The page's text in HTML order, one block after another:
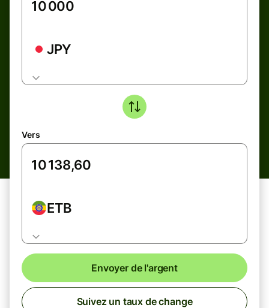
JPY
Vers
ETB
Envoyer de l'argent
Suivez un taux de change